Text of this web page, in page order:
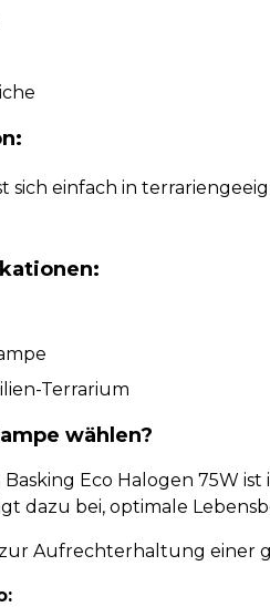
sich einfach in
Terrarium
wählen?
Basking Eco Halogen
dazu bei, optimale
Aufrechterhaltung einer